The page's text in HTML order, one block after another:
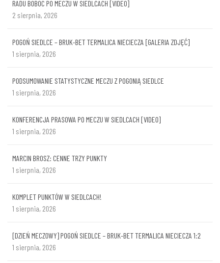
RADU BOBOC PO MECZU W SIEDLCACH [VIDEO]
2 sierpnia, 2026
POGOŃ SIEDLCE – BRUK-BET TERMALICA NIECIECZA [GALERIA ZDJĘĆ]
1 sierpnia, 2026
PODSUMOWANIE STATYSTYCZNE MECZU Z POGONIĄ SIEDLCE
1 sierpnia, 2026
KONFERENCJA PRASOWA PO MECZU W SIEDLCACH [VIDEO]
1 sierpnia, 2026
MARCIN BROSZ: CENNE TRZY PUNKTY
1 sierpnia, 2026
KOMPLET PUNKTÓW W SIEDLCACH!
1 sierpnia, 2026
[DZIEŃ MECZOWY] POGOŃ SIEDLCE – BRUK-BET TERMALICA NIECIECZA 1:2
1 sierpnia, 2026